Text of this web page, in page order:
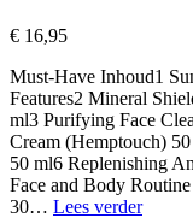
€ 16,95
Must-Have Inhoud1
Features2 Mineral
ml3 Purifying Face
Cream (Hemptouch)
50 ml6 Replenishing
Face and Body
30… Lees verderAttitude